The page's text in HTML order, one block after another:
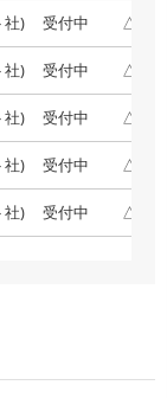
社) 受付中 △残
社) 受付中 △残
社) 受付中 △残
社) 受付中 △残
社) 受付中 △残